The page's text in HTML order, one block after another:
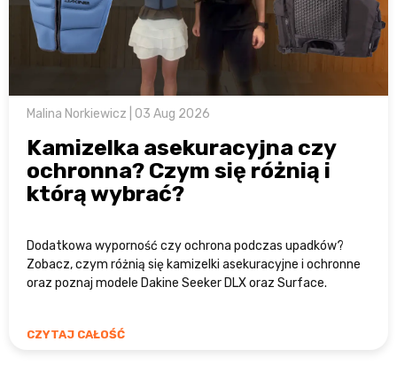
Malina Norkiewicz | 03 Aug 2026
Kamizelka asekuracyjna czy
ochronna? Czym się różnią i
którą wybrać?
Dodatkowa wyporność czy ochrona podczas upadków?
Zobacz, czym różnią się kamizelki asekuracyjne i ochronne
oraz poznaj modele Dakine Seeker DLX oraz Surface.
CZYTAJ CAŁOŚĆ